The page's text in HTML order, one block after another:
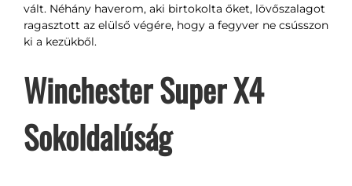
vált. Néhány haverom, aki birtokolta őket, lövőszalagot
ragasztott az elülső végére, hogy a fegyver ne csússzon
ki a kezükből.
Winchester Super X4
Sokoldalúság